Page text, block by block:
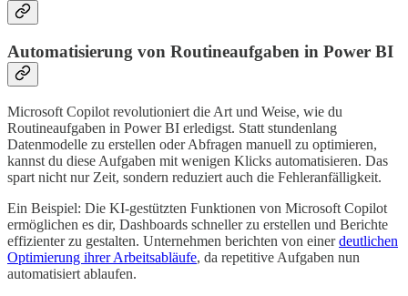
Automatisierung von Routineaufgaben in Power BI
Microsoft Copilot revolutioniert die Art und Weise, wie du
Routineaufgaben in Power BI erledigst. Statt stundenlang
Datenmodelle zu erstellen oder Abfragen manuell zu optimieren,
kannst du diese Aufgaben mit wenigen Klicks automatisieren. Das
spart nicht nur Zeit, sondern reduziert auch die Fehleranfälligkeit.
Ein Beispiel: Die KI-gestützten Funktionen von Microsoft Copilot
ermöglichen es dir, Dashboards schneller zu erstellen und Berichte
effizienter zu gestalten. Unternehmen berichten von einerdeutlichen
Optimierung ihrer Arbeitsabläufe, da repetitive Aufgaben nun
automatisiert ablaufen.